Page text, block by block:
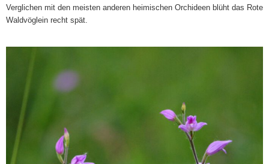
Verglichen mit den meisten anderen heimischen Orchideen blüht das Rote
Waldvöglein recht spät.